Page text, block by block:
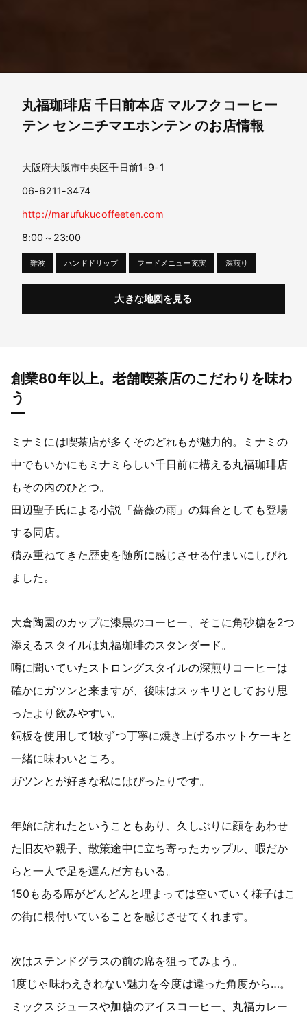
丸福珈琲店 千日前本店 マルフクコーヒー
テン センニチマエホンテン のお店情報
大阪府大阪市中央区千日前1-9-1
06-6211-3474
http://marufukucoffeeten.com
8:00～23:00
難波 ハンドドリップ フードメニュー充実 深煎り
大きな地図を見る
創業80年以上。老舗喫茶店のこだわりを味わ
う
ミナミには喫茶店が多くそのどれもが魅力的。ミナミの
中でもいかにもミナミらしい千日前に構える丸福珈琲店
もその内のひとつ。
田辺聖子氏による小説「薔薇の雨」の舞台としても登場
する同店。
積み重ねてきた歴史を随所に感じさせる佇まいにしびれ
ました。
大倉陶園のカップに漆黒のコーヒー、そこに角砂糖を2つ
添えるスタイルは丸福珈琲のスタンダード。
噂に聞いていたストロングスタイルの深煎りコーヒーは
確かにガツンと来ますが、後味はスッキリとしており思
ったより飲みやすい。
銅板を使用して1枚ずつ丁寧に焼き上げるホットケーキと
一緒に味わいところ。
ガツンとが好きな私にはぴったりです。
年始に訪れたということもあり、久しぶりに顔をあわせ
た旧友や親子、散策途中に立ち寄ったカップル、暇だか
らと一人で足を運んだ方もいる。
150もある席がどんどんと埋まっては空いていく様子はこ
の街に根付いていることを感じさせてくれます。
次はステンドグラスの前の席を狙ってみよう。
1度じゃ味わえきれない魅力を今度は違った角度から…。
ミックスジュースや加糖のアイスコーヒー、丸福カレー